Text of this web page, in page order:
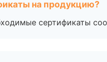
на продукцию?
сертификаты